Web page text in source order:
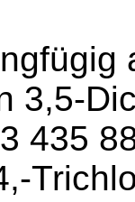
3,5-
435